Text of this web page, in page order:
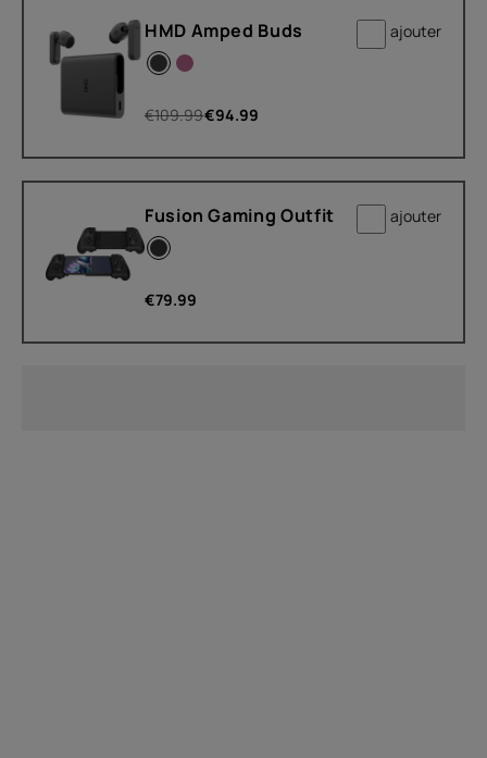
HMD Amped Buds ajouter
€109.99€94.99
Fusion Gaming Outfit ajouter
€79.99